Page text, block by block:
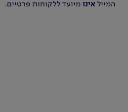
המייל אינו מיועד ללקוחות פרטיים.